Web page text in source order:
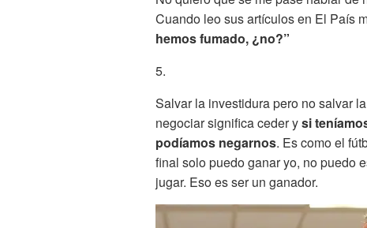
Cuando leo sus artículos en El País
hemos fumado, ¿no?”
5.
Salvar la investidura pero no salvar
negociar significa ceder ysi
podíamos negarnos. Es como el
final solo puedo ganar yo, no puedo
jugar. Eso es ser un ganador.